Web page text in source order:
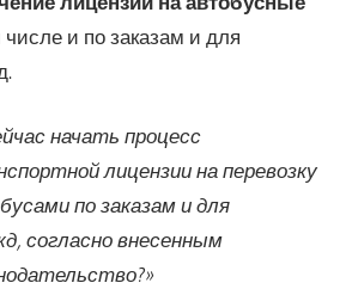
числе и по заказам и для
начать процесс
лицензии на перевозку
по заказам и для
согласно внесенным